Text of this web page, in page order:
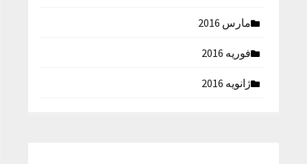
مارس 2016
فوریه 2016
ژانویه 2016